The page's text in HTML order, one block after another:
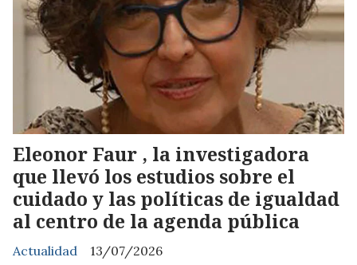
Eleonor Faur , la investigadora
que llevó los estudios sobre el
cuidado y las políticas de igualdad
al centro de la agenda pública
Actualidad
13/07/2026